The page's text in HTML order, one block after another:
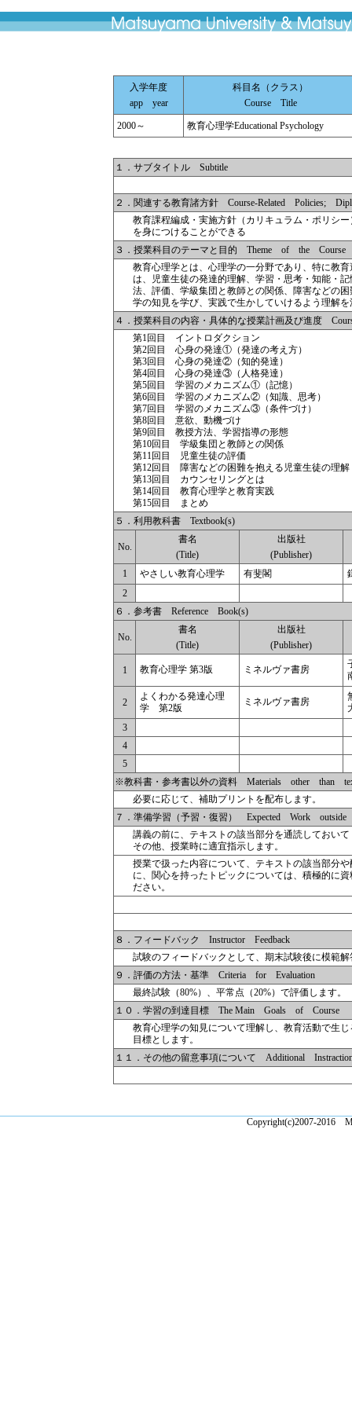
入学年度
app year
科目名（クラス）
Course Title
2000～ 教育心理学Educational Psychology
１．サブタイトル Subtitle
２．関連する教育諸方針 Course-Related Policies;
教育課程編成・実施方針（カリキュラム・ポリシ
を身につけることができる
３．授業科目のテーマと目的 Theme of the Course
教育心理学とは、心理学の一分野であり、特に教
は、児童生徒の発達的理解、学習・思考・知能・
法、評価、学級集団と教師との関係、障害などの
学の知見を学び、実践で生かしていけるよう理解
４．授業科目の内容・具体的な授業計画及び進度
第1回目 イントロダクション
第2回目 心身の発達①（発達の考え方）
第3回目 心身の発達②（知的発達）
第4回目 心身の発達③（人格発達）
第5回目 学習のメカニズム①（記憶）
第6回目 学習のメカニズム②（知識、思考）
第7回目 学習のメカニズム③（条件づけ）
第8回目 意欲、動機づけ
第9回目 教授方法、学習指導の形態
第10回目 学級集団と教師との関係
第11回目 児童生徒の評価
第12回目 障害などの困難を抱える児童生徒の理解
第13回目 カウンセリングとは
第14回目 教育心理学と教育実践
第15回目 まとめ
５．利用教科書 Textbook(s)
No.
書名
(Title)
出版社
(Publisher)
1
やさしい教育心理学 有斐閣
2
６．参考書 Reference Book(s)
No.
書名
(Title)
出版社
(Publisher)
1 教育心理学 第3版 ミネルヴァ書房
2
よくわかる発達心理
学 第2版
ミネルヴァ書房
3
4
5
※教科書・参考書以外の資料 Materials other than
必要に応じて、補助プリントを配布します。
７．準備学習（予習・復習） Expected Work
講義の前に、テキストの該当部分を通読しておい
その他、授業時に適宜指示します。
授業で扱った内容について、テキストの該当部分
に、関心を持ったトピックについては、積極的に
ださい。
８．フィードバック Instructor Feedback
試験のフィードバックとして、期末試験後に模範
９．評価の方法・基準 Criteria for Evaluation
最終試験（80%）、平常点（20%）で評価します。
１０．学習の到達目標 The Main Goals of Course
教育心理学の知見について理解し、教育活動で生
目標とします。
１１．その他の留意事項について Additional
Copyright(c)2007-2016